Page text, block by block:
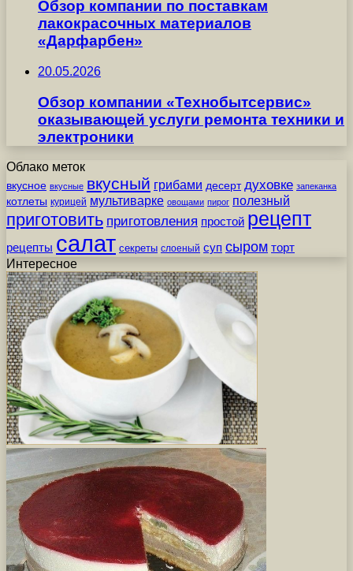
Обзор компании по поставкам
лакокрасочных материалов
«Дарфарбен»
20.05.2026
Обзор компании «Технобытсервис»
оказывающей услуги ремонта техники и
электроники
Облако меток
вкусное вкусные вкусный грибами десерт духовке запеканка
котлеты курицей мультиварке овощами пирог полезный
приготовить приготовления простой рецепт
рецепты салат секреты слоеный суп сыром торт
Интересное